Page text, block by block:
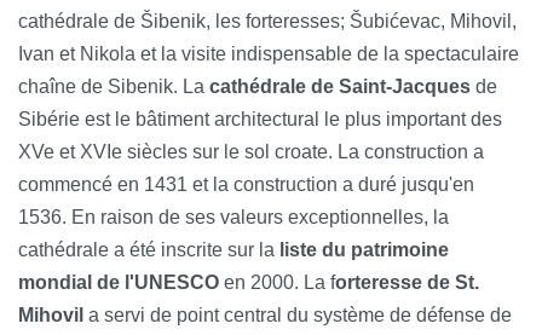
cathédrale de Šibenik, les forteresses; Šubićevac, Mihovil,
Ivan et Nikola et la visite indispensable de la spectaculaire
chaîne de Sibenik. La cathédrale de Saint-Jacques de
Sibérie est le bâtiment architectural le plus important des
XVe et XVIe siècles sur le sol croate. La construction a
commencé en 1431 et la construction a duré jusqu'en
1536. En raison de ses valeurs exceptionnelles, la
cathédrale a été inscrite sur la liste du patrimoine
mondial de l'UNESCO en 2000. La forteresse de St.
Mihovil a servi de point central du système de défense de